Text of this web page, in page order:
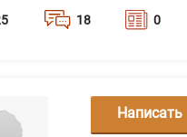
18 0
Написать